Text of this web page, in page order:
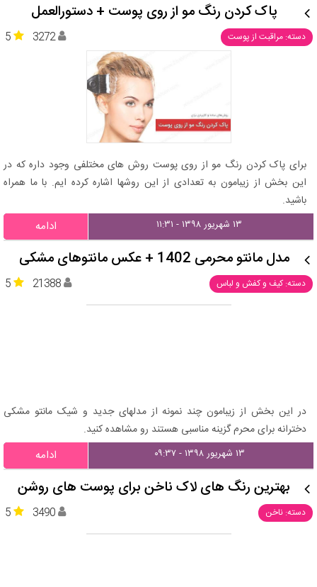
پاک کردن رنگ مو از روی پوست + دستورالعمل
دسته: مراقبت از پوست 5 3272
برای پاک کردن رنگ مو از روی پوست روش های مختلفی وجود داره که در
این بخش از زیبامون به تعدادی از این روشها اشاره کرده ایم. با ما همراه
باشید.
۱۳ شهریور ۱۳۹۸ - ۱۱:۳۱ ادامه
مدل مانتو محرمی 1402 + عکس مانتوهای مشکی
دسته: کیف و کفش و لباس 5 21388
در این بخش از زیبامون چند نمونه از مدلهای جدید و شیک مانتو مشکی
دخترانه برای محرم گزینه مناسبی هستند رو مشاهده کنید.
۱۳ شهریور ۱۳۹۸ - ۰۹:۳۷ ادامه
بهترین رنگ های لاک ناخن برای پوست های روشن
دسته: ناخن 5 3490